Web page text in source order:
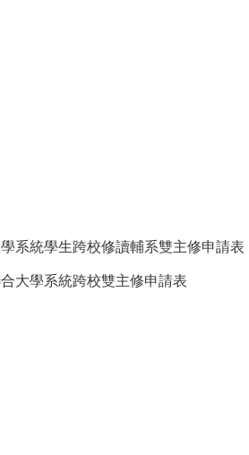
系統學生跨校修讀輔系雙主修申請表
大學系統跨校雙主修申請表